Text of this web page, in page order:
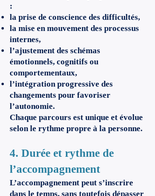
:
la prise de conscience des difficultés,
la mise en mouvement des processus
internes,
l’ajustement des schémas
émotionnels, cognitifs ou
comportementaux,
l’intégration progressive des
changements pour favoriser
l’autonomie.
Chaque parcours est unique et évolue
selon le rythme propre à la personne.
4. Durée et rythme de
l’accompagnement
L’accompagnement peut s’inscrire
dans le temps, sans toutefois dépasser